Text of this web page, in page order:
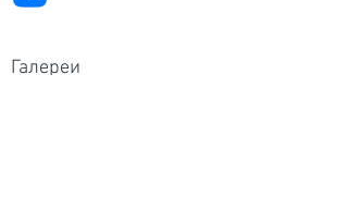
Галереи